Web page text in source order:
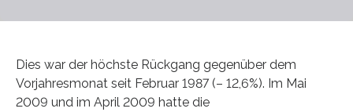
Dies war der höchste Rückgang gegenüber dem
Vorjahresmonat seit Februar 1987 (– 12,6%). Im Mai
2009 und im April 2009 hatte die